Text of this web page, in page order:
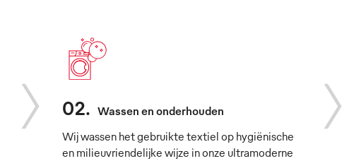
02. Wassen en onderhouden
Wij wassen het gebruikte textiel op hygiënische
en milieuvriendelijke wijze in onze ultramoderne